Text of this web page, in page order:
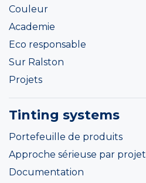
Couleur
Academie
Eco responsable
Sur Ralston
Projets
Tinting systems
Portefeuille de produits
Approche sérieuse par projet
Documentation